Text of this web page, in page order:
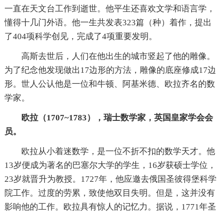
一直在天文台工作到逝世。他平生还喜欢文学和语言学，
懂得十几门外语。他一生共发表323篇（种）着作，提出
了404项科学创见，完成了4项重要发明。
高斯去世后，人们在他出生的城市竖起了他的雕像。
为了纪念他发现做出17边形的方法，雕像的底座修成17边
形。世人公认他是一位和牛顿、阿基米德、欧拉齐名的数
学家。
欧拉（1707~1783），瑞士数学家，英国皇家学会会
员。
欧拉从小着迷数学，是一位不折不扣的数学天才。他
13岁便成为著名的巴塞尔大学的学生，16岁获硕士学位，
23岁就晋升为教授。1727年，他应邀去俄国圣彼得堡科学
院工作。过度的劳累，致使他双目失明。但是，这并没有
影响他的工作。欧拉具有惊人的记忆力。据说，1771年圣